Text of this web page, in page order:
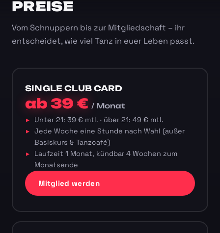
PREISE
Vom Schnuppern bis zur Mitgliedschaft – ihr
entscheidet, wie viel Tanz in euer Leben passt.
SINGLE CLUB CARD
ab 39 €/ Monat
Unter 21: 39 € mtl. · über 21: 49 € mtl.
Jede Woche eine Stunde nach Wahl (außer
Basiskurs & Tanzcafé)
Laufzeit 1 Monat, kündbar 4 Wochen zum
Monatsende
Mitglied werden